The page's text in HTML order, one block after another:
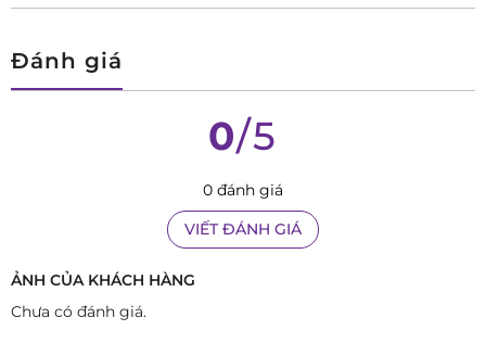
Đánh giá
0/5
0 đánh giá
VIẾT ĐÁNH GIÁ
ẢNH CỦA KHÁCH HÀNG
Chưa có đánh giá.